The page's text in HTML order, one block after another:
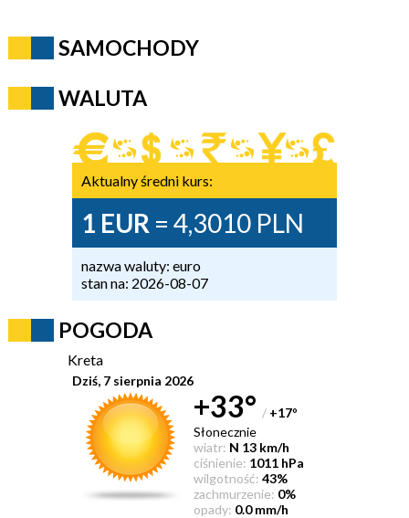
SAMOCHODY
WALUTA
Aktualny średni kurs:
1 EUR = 4,3010 PLN
nazwa waluty: euro
stan na: 2026-08-07
POGODA
Kreta
Dziś, 7 sierpnia 2026
+33° / +17°
Słonecznie
wiatr: N 13 km/h
ciśnienie: 1011 hPa
wilgotność: 43%
zachmurzenie: 0%
opady: 0.0 mm/h